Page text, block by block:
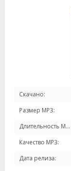
Скачано:
Размер MP3:
Длительность MP3:
Качество MP3:
Дата релиза: